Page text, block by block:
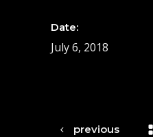
Date:
July 6, 2018
previous